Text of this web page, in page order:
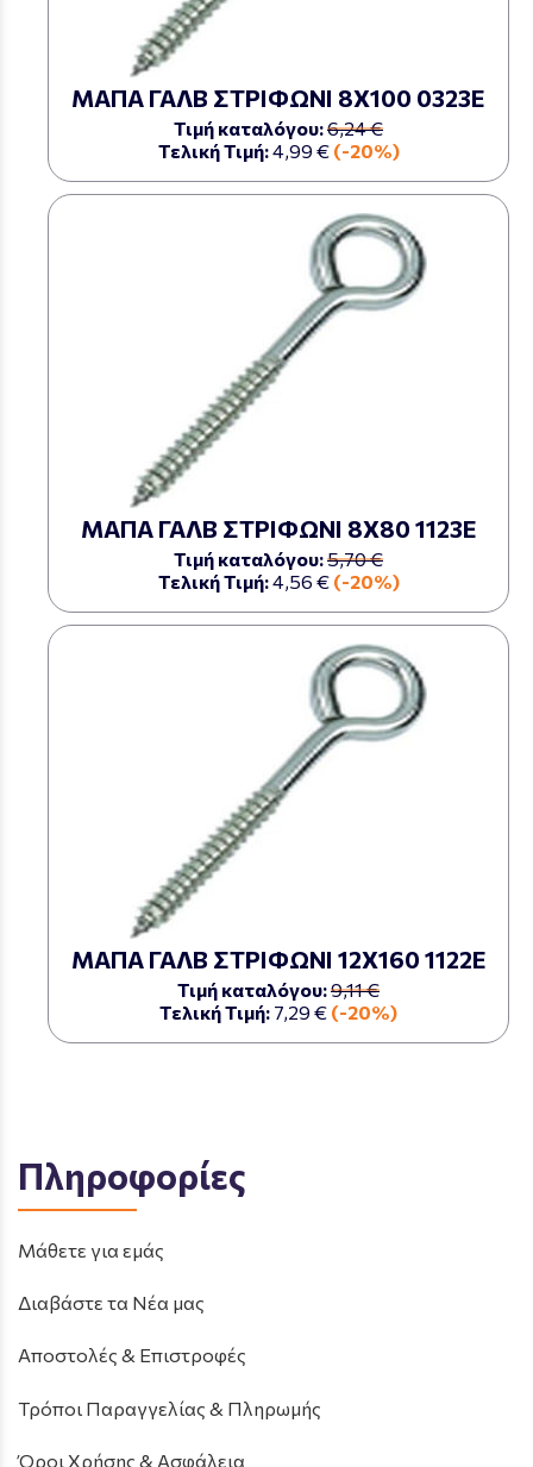
ΜΑΠΑ ΓΑΛΒ ΣΤΡΙΦΩΝΙ 8Χ100 0323Ε
Τιμή καταλόγου:6,24 €
Τελική Τιμή:4,99 € (-20%)
ΜΑΠΑ ΓΑΛΒ ΣΤΡΙΦΩΝΙ 8Χ80 1123Ε
Τιμή καταλόγου:5,70 €
Τελική Τιμή:4,56 € (-20%)
ΜΑΠΑ ΓΑΛΒ ΣΤΡΙΦΩΝΙ 12Χ160 1122Ε
Τιμή καταλόγου:9,11 €
Τελική Τιμή: 7,29 € (-20%)
Πληροφορίες
Μάθετε για εμάς
Διαβάστε τα Νέα μας
Αποστολές & Επιστροφές
Τρόποι Παραγγελίας & Πληρωμής
Όροι Χρήσης & Ασφάλεια